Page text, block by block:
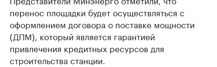
перенос площадки будет осуществляться с
оформлением договора о поставке мощности
(ДПМ), который является гарантией
привлечения кредитных ресурсов для
строительства станции.